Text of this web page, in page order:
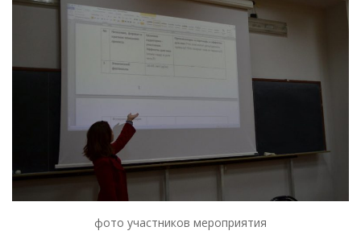
фото участников мероприятия